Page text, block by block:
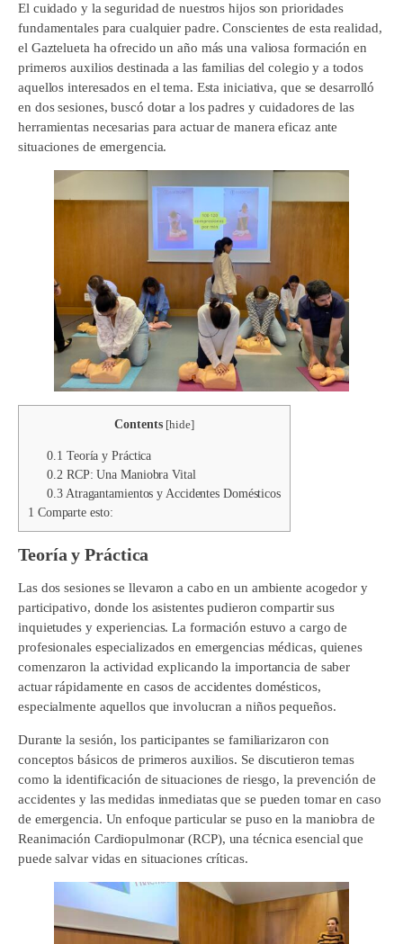
El cuidado y la seguridad de nuestros hijos son prioridades
fundamentales para cualquier padre. Conscientes de esta realidad,
el Gaztelueta ha ofrecido un año más una valiosa formación en
primeros auxilios destinada a las familias del colegio y a todos
aquellos interesados en el tema. Esta iniciativa, que se desarrolló
en dos sesiones, buscó dotar a los padres y cuidadores de las
herramientas necesarias para actuar de manera eficaz ante
situaciones de emergencia.
Contents [hide]
0.1 Teoría y Práctica
0.2 RCP: Una Maniobra Vital
0.3Atragantamientos y Accidentes Domésticos
1 Comparte esto:
Teoría y Práctica
Las dos sesiones se llevaron a cabo en un ambiente acogedor y
participativo, donde los asistentes pudieron compartir sus
inquietudes y experiencias. La formación estuvo a cargo de
profesionales especializados en emergencias médicas, quienes
comenzaron la actividad explicando la importancia de saber
actuar rápidamente en casos de accidentes domésticos,
especialmente aquellos que involucran a niños pequeños.
Durante la sesión, los participantes se familiarizaron con
conceptos básicos de primeros auxilios. Se discutieron temas
como la identificación de situaciones de riesgo, la prevención de
accidentes y las medidas inmediatas que se pueden tomar en caso
de emergencia. Un enfoque particular se puso en la maniobra de
Reanimación Cardiopulmonar (RCP), una técnica esencial que
puede salvar vidas en situaciones críticas.